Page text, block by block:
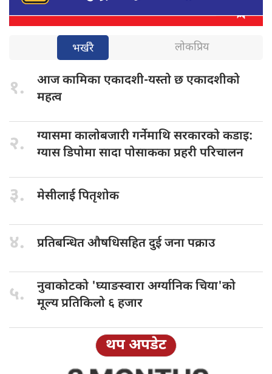
भर्खरै लोकप्रिय
१. आज कामिकाएकादशी-यस्तो छ एकादशीको
महत्व
२. ग्यासमा कालोबजारीगर्नेमाथि सरकारको कडाइ:
ग्यास डिपोमा सादा पोसाकका प्रहरी परिचालन
३. मेसीलाई पितृशोक
४. प्रतिबन्धित औषधिसहितदुई जना पक्राउ
५. नुवाकोटको 'घ्याङस्वाराअर्ग्यानिक चिया'को
मूल्य प्रतिकिलो ६ हजार
थप अपडेट